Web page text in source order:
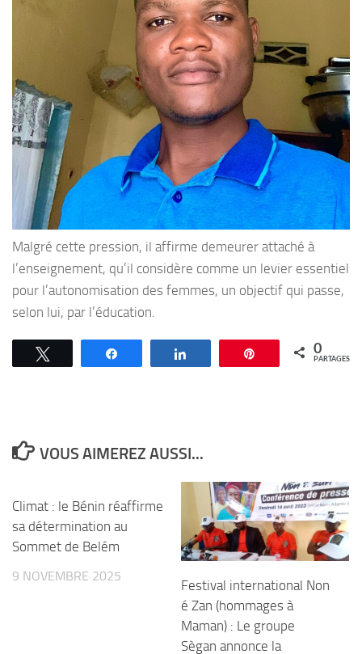
Malgré cette pression, il affirme demeurer attaché à
l’enseignement, qu’il considère comme un levier essentiel
pour l’autonomisation des femmes, un objectif qui passe,
selon lui, par l’éducation.
Épingle 0
PARTAGES
VOUS AIMEREZ AUSSI...
Climat : le Bénin réaffirme
sa détermination au
Sommet de Belém
9 NOVEMBRE 2025
Festival international Non
é Zan (hommages à
Maman) : Le groupe
Sègan annonce la